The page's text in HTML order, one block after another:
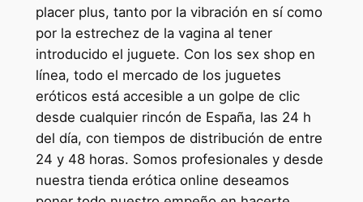
placer plus, tanto por la vibración en sí como
por la estrechez de la vagina al tener
introducido el juguete. Con los sex shop en
línea, todo el mercado de los juguetes
eróticos está accesible a un golpe de clic
desde cualquier rincón de España, las 24 h
del día, con tiempos de distribución de entre
24 y 48 horas. Somos profesionales y desde
nuestra tienda erótica online deseamos